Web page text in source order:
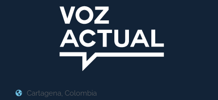
Cartagena, Colombia